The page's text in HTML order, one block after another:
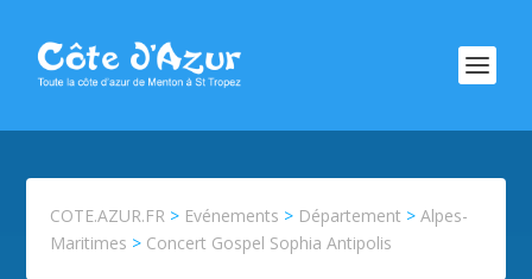
COTE.AZUR.FR > Evénements > Département >Alpes-
Maritimes > Concert Gospel Sophia Antipolis